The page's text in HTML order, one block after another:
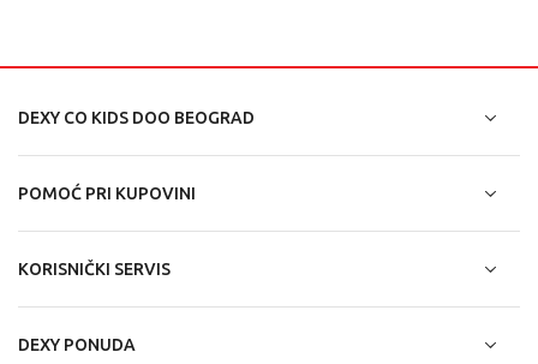
DEXY CO KIDS DOO BEOGRAD
POMOĆ PRI KUPOVINI
KORISNIČKI SERVIS
DEXY PONUDA